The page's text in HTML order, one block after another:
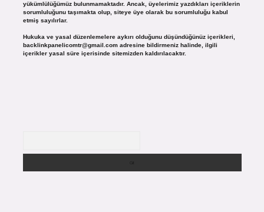
yükümlülüğümüz bulunmamaktadır. Ancak, üyelerimiz yazdıkları içeriklerin
sorumluluğunu taşımakta olup, siteye üye olarak bu sorumluluğu kabul
etmiş sayılırlar.
Hukuka ve yasal düzenlemelere aykırı olduğunu düşündüğünüz içerikleri,
backlinkpanelicomtr@gmail.comadresine bildirmeniz halinde, ilgili
içerikler yasal süre içerisinde sitemizden kaldırılacaktır.